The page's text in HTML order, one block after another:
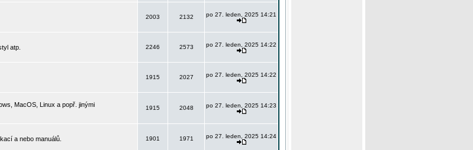
2003 2132 po 27. leden, 2025 14:21
atp.
2246 2573 po 27. leden, 2025 14:22
1915 2027 po 27. leden, 2025 14:22
MacOS, Linux a popř. jinými
1915 2048 po 27. leden, 2025 14:23
a nebo manuálů.
1901 1971 po 27. leden, 2025 14:24